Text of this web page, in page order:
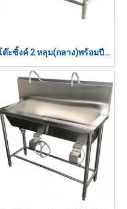
โต๊ะซิ้งค์ 2 หลุม(กลาง)พร้อมปีกหลัง พร้อมชั้นล่าง